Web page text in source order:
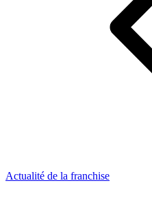
Actualité de la franchise